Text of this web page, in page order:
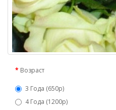
Возраст
3 Года (650р)
4 Года (1200р)